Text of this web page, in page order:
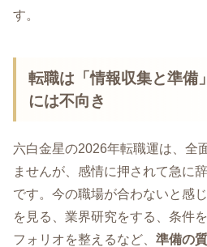
す。
転職は「情報収集と準備
には不向き
六白金星の2026年転職運は、全
ませんが、感情に押されて急に
です。今の職場が合わないと感
を見る、業界研究をする、条件
フォリオを整えるなど、 準備の